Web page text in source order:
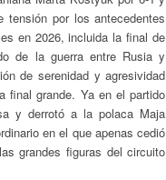
tensión por los antecedentes
en 2026, incluida la final de
de la guerra entre Rusia y
de serenidad y agresividad
final grande. Ya en el partido
y derrotó a la polaca Maja
en el que apenas cedió
grandes figuras del circuito